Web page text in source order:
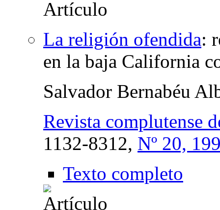
La religión ofendida:
en la baja California
Salvador Bernabéu
Revista complutense
1132-8312, Nº 20,
Texto completo